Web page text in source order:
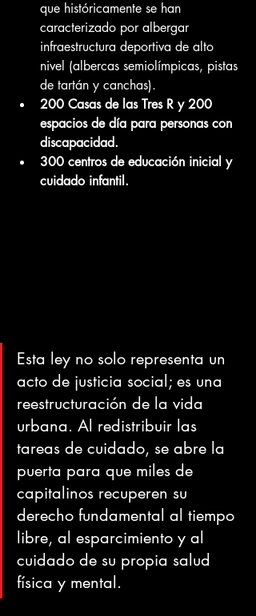
que históricamente se han
caracterizado por albergar
infraestructura deportiva de alto
nivel (albercas semiolímpicas, pistas
de tartán y canchas).
200 Casas de las Tres R y 200
espacios de día para personas con
discapacidad.
300 centros de educación inicial y
cuidado infantil.
Esta ley no solo representa un
acto de justicia social; es una
reestructuración de la vida
urbana. Al redistribuir las
tareas de cuidado, se abre la
puerta para que miles de
capitalinos recuperen su
derecho fundamental al tiempo
libre, al esparcimiento y al
cuidado de su propia salud
física y mental.